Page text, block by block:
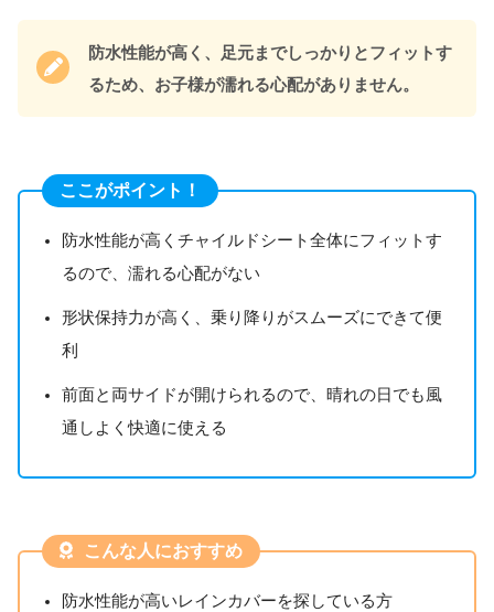
防水性能が高く、足元までしっかりとフィットす
るため、お子様が濡れる心配がありません。
ここがポイント！
防水性能が高くチャイルドシート全体にフィットす
るので、濡れる心配がない
形状保持力が高く、乗り降りがスムーズにできて便
利
前面と両サイドが開けられるので、晴れの日でも風
通しよく快適に使える
こんな人におすすめ
防水性能が高いレインカバーを探している方